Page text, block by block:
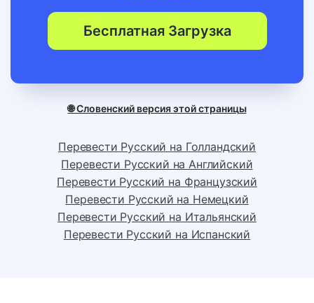
Бесплатная Загрузка
🌐 Словенский версия этой страницы
Перевести Русский на Голландский
Перевести Русский на Английский
Перевести Русский на Французский
Перевести Русский на Немецкий